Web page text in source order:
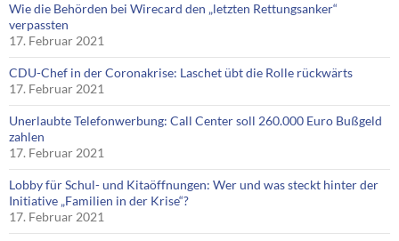
Wie die Behörden bei Wirecard den „letzten Rettungsanker“
verpassten
17. Februar 2021
CDU-Chef in der Coronakrise: Laschet übt die Rolle rückwärts
17. Februar 2021
Unerlaubte Telefonwerbung: Call Center soll 260.000 Euro Bußgeld
zahlen
17. Februar 2021
Lobby für Schul- und Kitaöffnungen: Wer und was steckt hinter der
Initiative „Familien in der Krise“?
17. Februar 2021